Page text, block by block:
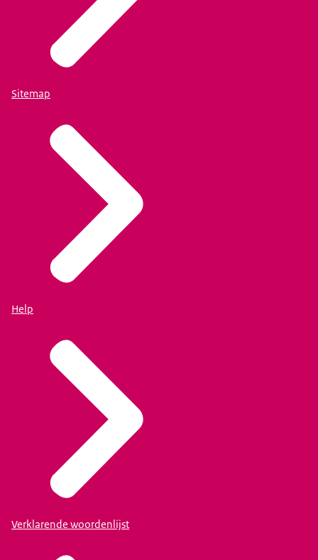
Sitemap
Help
Verklarende woordenlijst